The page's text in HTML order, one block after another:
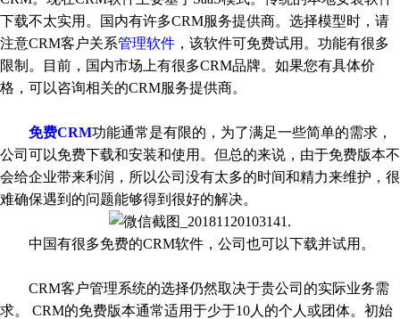
下载不太实用。国内有许多CRM服务提供商。选择模型时，请
注意CRM客户关系管理软件 ，该软件可免费试用。功能有很多
限制。目前，国内市场上有很多CRM品牌。如果您有具体价
格，可以咨询相关的CRM服务提供商。
免费CRM功能通常是有限的，为了满足一些简单的需求，
公司可以免费下载和安装和使用。但总的来说，由于免费版本不
会给企业带来利润，所以公司没有太多的时间和精力来维护，很
难确保遇到的问题能够得到很好的解决。
中国有很多免费的CRM软件，公司也可以下载并试用。
CRM客户管理系统的选择仍然取决于贵公司的实际业务需
求。 CRM的免费版本通常适用于少于10人的个人或团体。初始